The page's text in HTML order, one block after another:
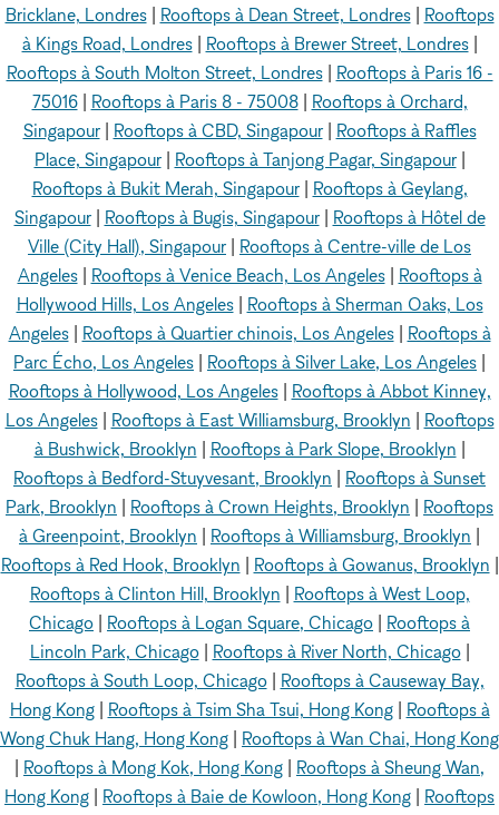
Bricklane, Londres| Rooftops à Dean Street, Londres| Rooftops
à Kings Road, Londres| Rooftops à Brewer Street, Londres|
Rooftops à South Molton Street, Londres| Rooftops à Paris 16 -
75016| Rooftops à Paris 8 - 75008| Rooftops à Orchard,
Singapour| Rooftops à CBD, Singapour| Rooftops à Raffles
Place, Singapour| Rooftops à Tanjong Pagar, Singapour|
Rooftops à Bukit Merah, Singapour| Rooftops à Geylang,
Singapour| Rooftops à Bugis, Singapour| Rooftops à Hôtel de
Ville (City Hall), Singapour
Rooftops à Centre-ville de Los
Angeles| Rooftops à Venice Beach, Los Angeles| Rooftops à
Hollywood Hills, Los Angeles| Rooftops à Sherman Oaks, Los
Angeles| Rooftops à Quartier chinois, Los Angeles| Rooftops à
Parc Écho, Los Angeles
Rooftops à Silver Lake, Los Angeles
Rooftops à Hollywood, Los Angeles| Rooftops à Abbot Kinney,
Los Angeles| Rooftops à East Williamsburg, Brooklyn
Rooftops
à Bushwick, Brooklyn
Rooftops à Park Slope, Brooklyn
Rooftops à Bedford-Stuyvesant, Brooklyn
Rooftops à Sunset
Park, Brooklyn
Rooftops à Crown Heights, Brooklyn
Rooftops
à Greenpoint, Brooklyn
Rooftops à Williamsburg, Brooklyn
Rooftops à Red Hook, Brooklyn
Rooftops à Gowanus, Brooklyn
Rooftops à Clinton Hill, Brooklyn
Rooftops à West Loop,
Chicago
Rooftops à Logan Square, Chicago
Rooftops à
Lincoln Park, Chicago| Rooftops à River North, Chicago|
Rooftops à South Loop, Chicago| Rooftops à Causeway Bay,
Hong Kong| Rooftops à Tsim Sha Tsui, Hong Kong| Rooftops à
Wong Chuk Hang, Hong Kong
Rooftops à Wan Chai, Hong Kong
Rooftops à Mong Kok, Hong Kong
Rooftops à Sheung Wan,
Hong Kong
Rooftops à Baie de Kowloon, Hong Kong
Rooftops